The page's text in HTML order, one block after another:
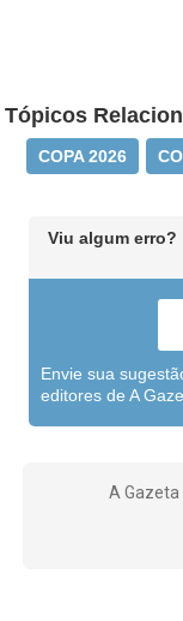
Tópicos
COPA 2026
Viu algum erro?
Envie sua
editores de A
A